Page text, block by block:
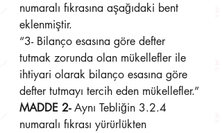
numaralı fıkrasına aşağıdaki bent
eklenmiştir.
“3- Bilanço esasına göre defter
tutmak zorunda olan mükellefler ile
ihtiyari olarak bilanço esasına göre
defter tutmayı tercih eden mükellefler.”
MADDE 2- Aynı Tebliğin 3.2.4
numaralı fıkrası yürürlükten